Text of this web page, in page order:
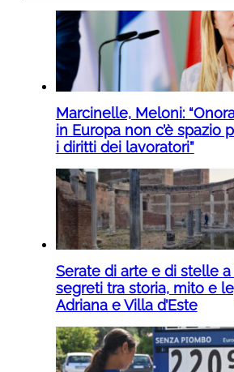
Marcinelle, Meloni:
in Europa non c’è spazio
i diritti dei lavoratori”
Serate di arte e di stelle
segreti tra storia, mito e
Adriana e Villa d’Este